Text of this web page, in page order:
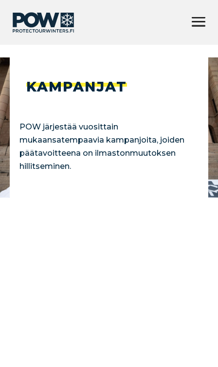
KAMPANJAT
POW järjestää vuosittain
mukaansatempaavia kampanjoita, joiden
päätavoitteena on ilmastonmuutoksen
hillitseminen.